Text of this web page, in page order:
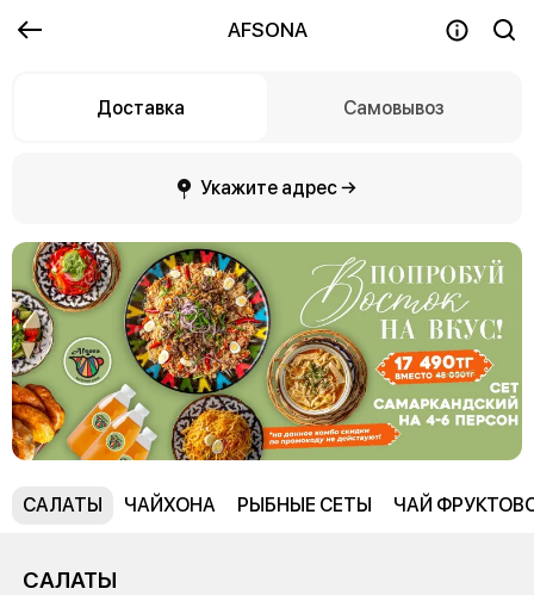
AFSONA
Доставка Самовывоз
Укажите адрес →
САЛАТЫ ЧАЙХОНА РЫБНЫЕ СЕТЫ ЧАЙ
САЛАТЫ